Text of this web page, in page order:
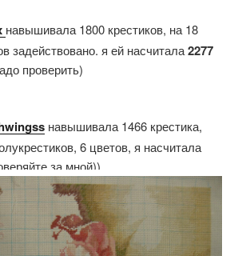
навышивала 1800 крестиков, на 18
задействовано. я ей насчитала2277
проверить)
навышивала 1466 крестика,
6 цветов, я насчитала
за мной))